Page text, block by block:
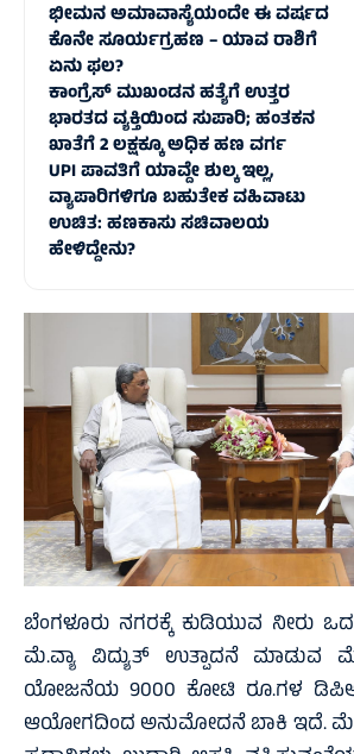
ಭೀಮನ ಅಮಾವಾಸ್ಯೆಯಂದೇ ಈ ವರ್ಷದ
ಕೊನೇ ಸೂರ್ಯಗ್ರಹಣ – ಯಾವ ರಾಶಿಗೆ
ಏನು ಫಲ?
ಕಾಂಗ್ರೆಸ್‌ ಮುಖಂಡನ ಹತ್ಯೆಗೆ ಉತ್ತರ
ಭಾರತದ ವ್ಯಕ್ತಿಯಿಂದ ಸುಪಾರಿ; ಹಂತಕನ
ಖಾತೆಗೆ 2 ಲಕ್ಷಕ್ಕೂ ಅಧಿಕ ಹಣ ವರ್ಗ
UPI ಪಾವತಿಗೆ ಯಾವ್ದೇ ಶುಲ್ಕ ಇಲ್ಲ,
ವ್ಯಾಪಾರಿಗಳಿಗೂ ಬಹುತೇಕ ವಹಿವಾಟು
ಉಚಿತ: ಹಣಕಾಸು ಸಚಿವಾಲಯ
ಹೇಳಿದ್ದೇನು?
ಬೆಂಗಳೂರು ನಗರಕ್ಕೆ ಕುಡಿಯುವ ನೀರು
ಮೆ.ವ್ಯಾ ವಿದ್ಯುತ್ ಉತ್ಪಾದನೆ ಮಾಡುವ
ಯೋಜನೆಯ 9000 ಕೋಟಿ ರೂ.ಗಳ
ಆಯೋಗದಿಂದ ಅನುಮೋದನೆ ಬಾಕಿ ಇದೆ.